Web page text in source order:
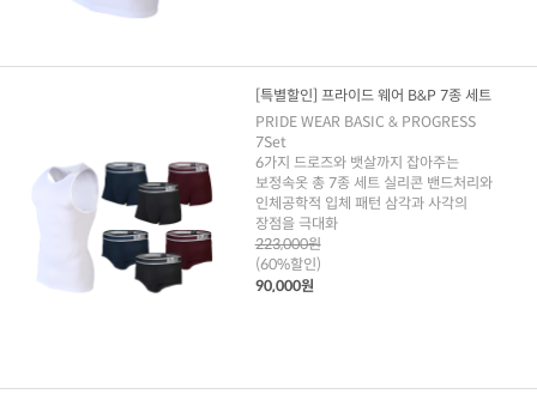
[특별할인] 프라이드 웨어 B&P 7종 세트
PRIDE WEAR BASIC & PROGRESS
7Set
6가지 드로즈와 뱃살까지 잡아주는
보정속옷 총 7종 세트 실리콘 밴드처리와
인체공학적 입체 패턴 삼각과 사각의
장점을 극대화
223,000원
(60%할인)
90,000원